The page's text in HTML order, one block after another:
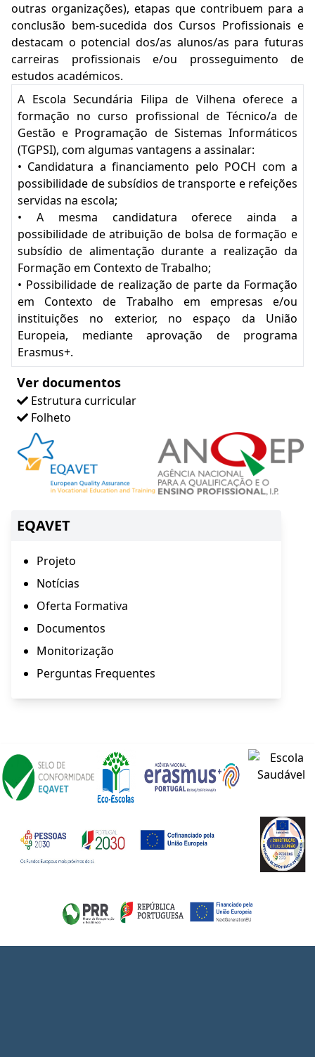
outras organizações), etapas que contribuem para a
conclusão bem-sucedida dos Cursos Profissionais e
destacam o potencial dos/as alunos/as para futuras
carreiras profissionais e/ou prosseguimento de
estudos académicos.
A Escola Secundária Filipa de Vilhena oferece a
formação no curso profissional de Técnico/a de
Gestão e Programação de Sistemas Informáticos
(TGPSI), com algumas vantagens a assinalar:
• Candidatura a financiamento pelo POCH com a
possibilidade de subsídios de transporte e refeições
servidas na escola;
• A mesma candidatura oferece ainda a
possibilidade de atribuição de bolsa de formação e
subsídio de alimentação durante a realização da
Formação em Contexto de Trabalho;
• Possibilidade de realização de parte da Formação
em Contexto de Trabalho em empresas e/ou
instituições no exterior, no espaço da União
Europeia, mediante aprovação de programa
Erasmus+.
Ver documentos
Estrutura curricular
Folheto
EQAVET
Projeto
Notícias
Oferta Formativa
Documentos
Monitorização
Perguntas Frequentes